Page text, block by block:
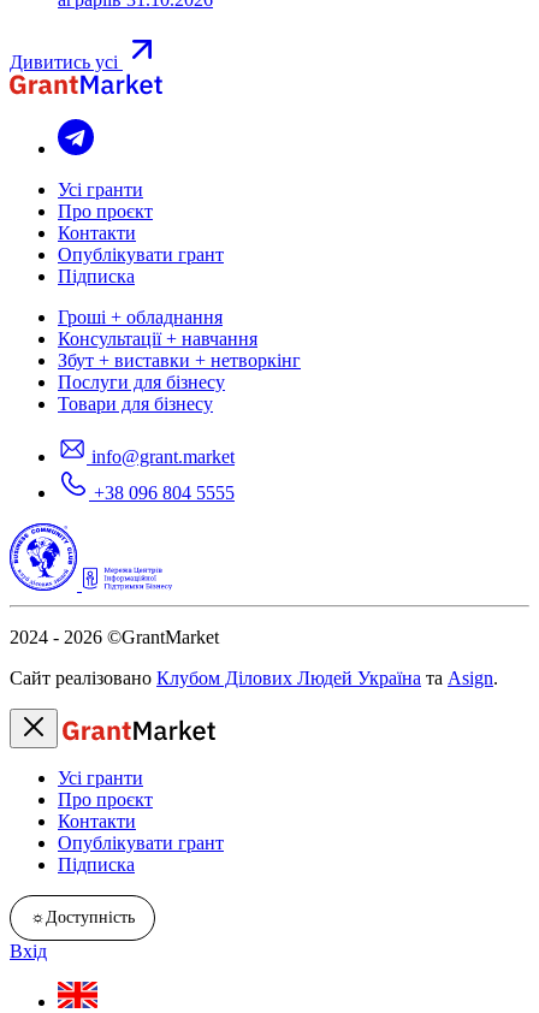
Дивитись усі
Усі гранти
Про проєкт
Контакти
Опублікувати грант
Підписка
Гроші + обладнання
Консультації + навчання
Збут + виставки + нетворкінг
Послуги для бізнесу
Товари для бізнесу
info@grant.market
+38 096 804 5555
2024 - 2026 ©GrantMarket
Сайт реалізовано Клубом Ділових Людей Україна та Asign.
Усі гранти
Про проєкт
Контакти
Опублікувати грант
Підписка
☼Доступність
Вхід